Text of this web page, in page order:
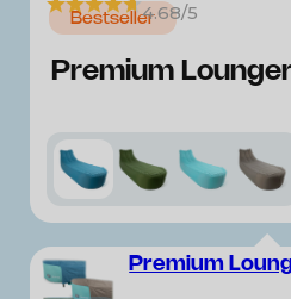
Bestseller4.68/5
Premium
Premium